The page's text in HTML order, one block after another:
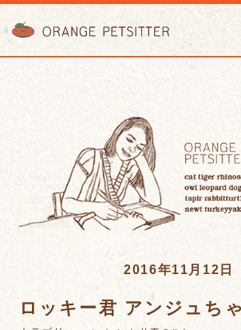
2016年11月12日
ロッキー君 アンジュち